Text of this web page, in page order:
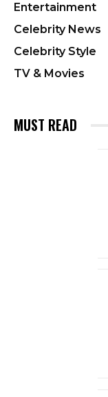
Entertainment
Celebrity News
Celebrity Style
TV & Movies
MUST READ